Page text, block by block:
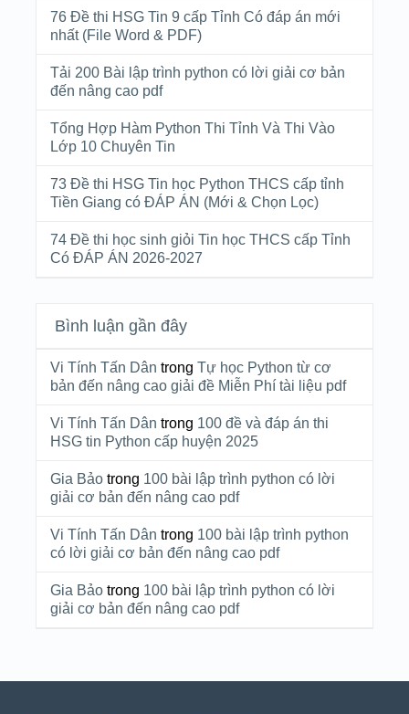
76 Đề thi HSG Tin 9 cấp Tỉnh Có đáp án mới
nhất (File Word & PDF)
Tải 200 Bài lập trình python có lời giải cơ bản
đến nâng cao pdf
Tổng Hợp Hàm Python Thi Tỉnh Và Thi Vào
Lớp 10 Chuyên Tin
73 Đề thi HSG Tin học Python THCS cấp tỉnh
Tiền Giang có ĐÁP ÁN (Mới & Chọn Lọc)
74 Đề thi học sinh giỏi Tin học THCS cấp Tỉnh
Có ĐÁP ÁN 2026-2027
Bình luận gần đây
Vi Tính Tấn Dân trong Tự học Python từ cơ
bản đến nâng cao giải đề Miễn Phí tài liệu pdf
Vi Tính Tấn Dân trong 100 đề và đáp án thi
HSG tin Python cấp huyện 2025
Gia Bảotrong 100 bài lập trình python có lời
giải cơ bản đến nâng cao pdf
Vi Tính Tấn Dân trong 100 bài lập trình python
có lời giải cơ bản đến nâng cao pdf
Gia Bảotrong 100 bài lập trình python có lời
giải cơ bản đến nâng cao pdf